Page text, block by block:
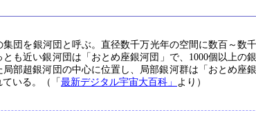
団を銀河団と呼ぶ。直径数千万光年の空間に数百～数
も近い銀河団は「おとめ座銀河団」で、1000個以上の
部超銀河団の中心に位置し、局部銀河群は「おとめ座
いる。（「最新デジタル宇宙大百科」 より）